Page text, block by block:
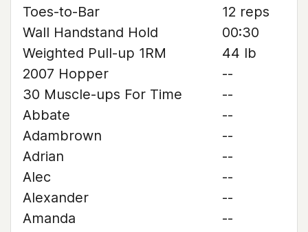
Toes-to-Bar
12 reps
Wall Handstand Hold
00:30
Weighted Pull-up 1RM
44 lb
2007 Hopper
--
30 Muscle-ups For Time
--
Abbate
--
Adambrown
--
Adrian
--
Alec
--
Alexander
--
Amanda
--